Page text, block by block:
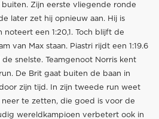
buiten. Zijn eerste vliegende ronde
later zet hij opnieuw aan. Hij is
noteert een 1:20,1. Toch blijft de
van Max staan. Piastri rijdt een 1:19.6
snelste. Teamgenoot Norris kent
De Brit gaat buiten de baan in
zijn tijd. In zijn tweede run weet
te zetten, die goed is voor de
wereldkampioen verbetert ook in